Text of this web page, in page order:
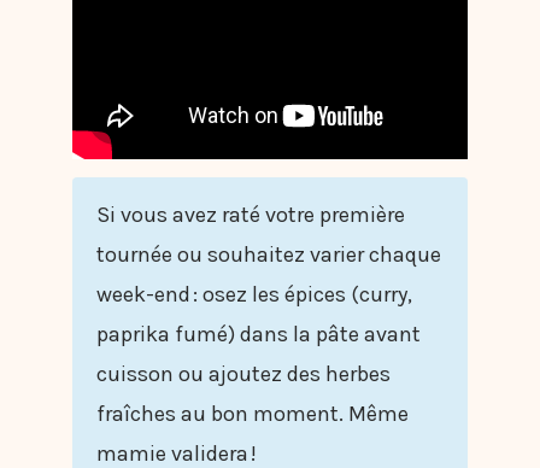
Si vous avez raté votre première
tournée ou souhaitez varier chaque
week-end : osez les épices (curry,
paprika fumé) dans la pâte avant
cuisson ou ajoutez des herbes
fraîches au bon moment. Même
mamie validera !